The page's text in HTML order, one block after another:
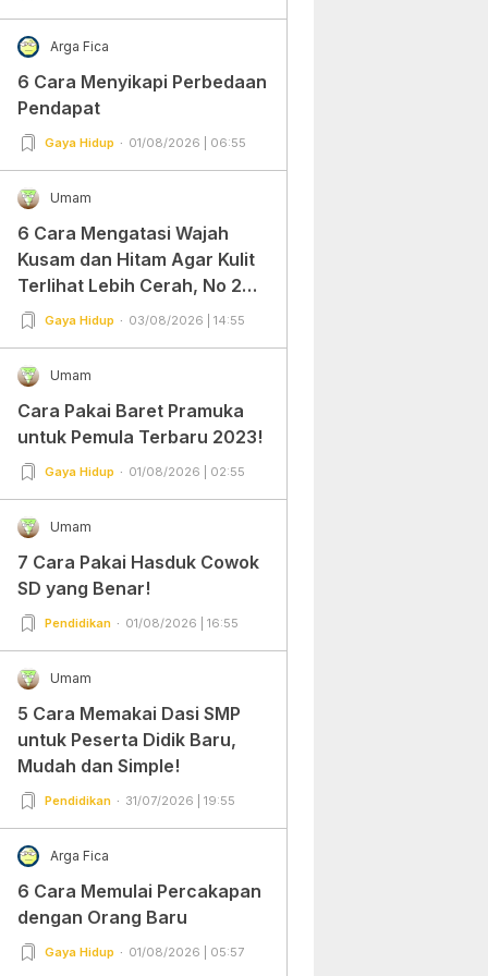
Arga Fica
6 Cara Menyikapi Perbedaan
Pendapat
Gaya Hidup 01/08/2026 | 06:55
Umam
6 Cara Mengatasi Wajah
Kusam dan Hitam Agar Kulit
Terlihat Lebih Cerah, No 2
Gampang Banget dan Mudah
Gaya Hidup 03/08/2026 | 14:55
Umam
Cara Pakai Baret Pramuka
untuk Pemula Terbaru 2023!
Gaya Hidup 01/08/2026 | 02:55
Umam
7 Cara Pakai Hasduk Cowok
SD yang Benar!
Pendidikan 01/08/2026 | 16:55
Umam
5 Cara Memakai Dasi SMP
untuk Peserta Didik Baru,
Mudah dan Simple!
Pendidikan 31/07/2026 | 19:55
Arga Fica
6 Cara Memulai Percakapan
dengan Orang Baru
Gaya Hidup 01/08/2026 | 05:57